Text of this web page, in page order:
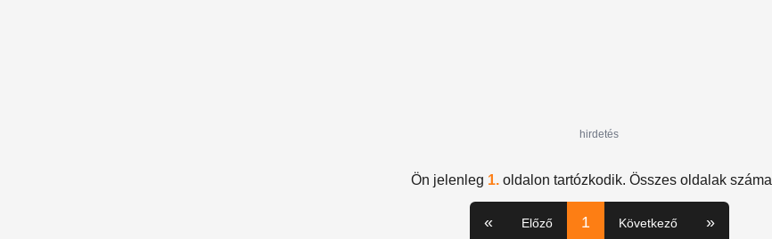
hirdetés
Ön jelenleg 1. oldalon tartózkodik. Összes oldalak száma
« Előző 1 Következő »